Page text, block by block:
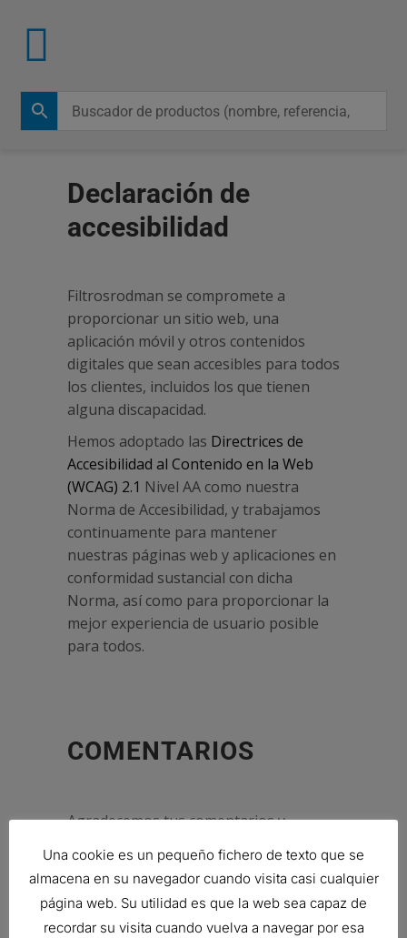
Declaración de
accesibilidad
Filtrosrodman se compromete a
proporcionar un sitio web, una
aplicación móvil y otros contenidos
digitales que sean accesibles para todos
los clientes, incluidos los que tienen
alguna discapacidad.
Hemos adoptado las Directrices de
Accesibilidad al Contenido en la Web
(WCAG) 2.1 Nivel AA como nuestra
Norma de Accesibilidad, y trabajamos
continuamente para mantener
nuestras páginas web y aplicaciones en
conformidad sustancial con dicha
Norma, así como para proporcionar la
mejor experiencia de usuario posible
para todos.
COMENTARIOS
Agradecemos tus comentarios y
cualquiera de nuestros sitios web,
aplicaciones móviles u otros activos
digitales.
Una cookie es un pequeño fichero de texto que se
almacena en su navegador cuando visita casi cualquier
página web. Su utilidad es que la web sea capaz de
recordar su visita cuando vuelva a navegar por esa